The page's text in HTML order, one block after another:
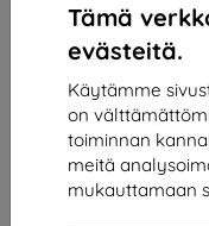
Tämä
evästeitä.
Käytämme
on
toiminnan
meitä
mukauttamaan
Fullscreen Foil
Samsung